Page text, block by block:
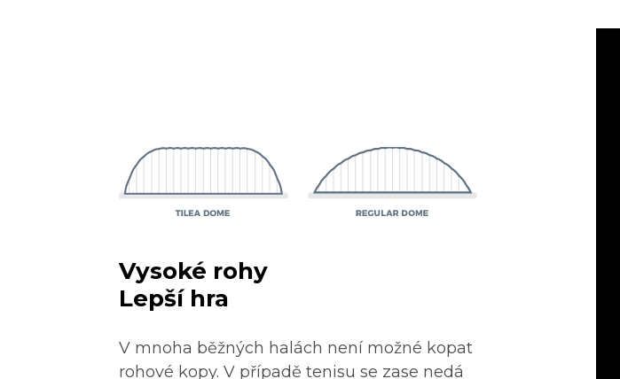
Vysoké rohy
Lepší hra
V mnoha běžných halách není možné kopat
rohové kopy. V případě tenisu se zase nedá